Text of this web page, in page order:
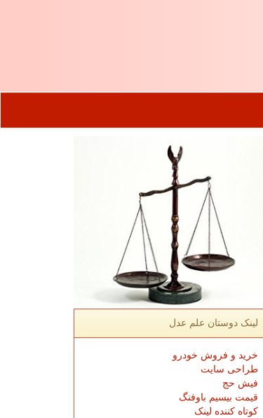
لینک دوستان علم عدل
خرید و فروش خودرو
طراحی سایت
فیش حج
قیمت بیسیم باوفنگ
کوتاه کننده لینک